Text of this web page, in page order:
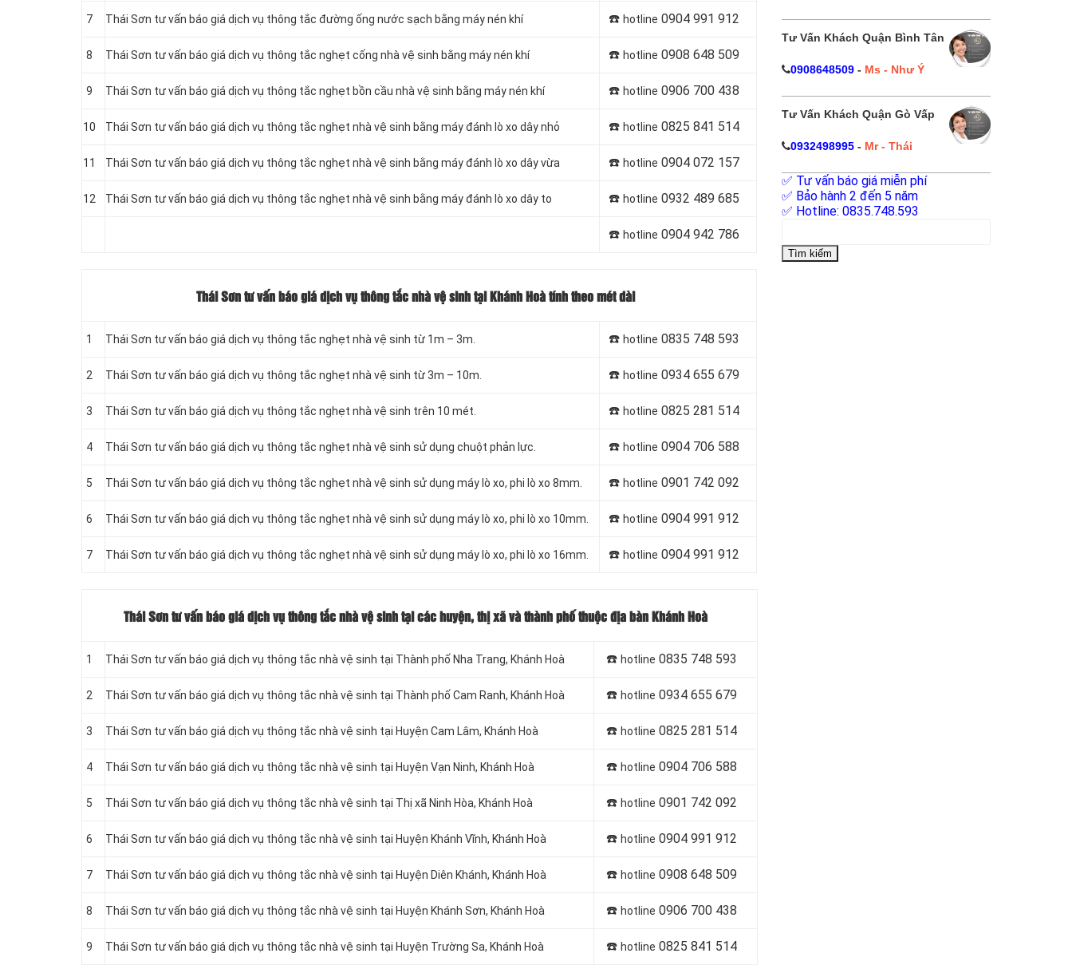
7 Thái Sơn tư vấn báo giá dịch vụ thông tắc đường ống nước sạch bằng máy nén khí ☎️ hotline 0904 991 912
8 Thái Sơn tư vấn báo giá dịch vụ thông tắc nghẹt cống nhà vệ sinh bằng máy nén khí ☎️ hotline 0908 648 509
9 Thái Sơn tư vấn báo giá dịch vụ thông tắc nghẹt bồn cầu nhà vệ sinh bằng máy nén khí ☎️ hotline 0906 700 438
10 Thái Sơn tư vấn báo giá dịch vụ thông tắc nghẹt nhà vệ sinh bằng máy đánh lò xo dây nhỏ ☎️ hotline 0825 841 514
11 Thái Sơn tư vấn báo giá dịch vụ thông tắc nghẹt nhà vệ sinh bằng máy đánh lò xo dây vừa ☎️ hotline 0904 072 157
12 Thái Sơn tư vấn báo giá dịch vụ thông tắc nghẹt nhà vệ sinh bằng máy đánh lò xo dây to ☎️ hotline 0932 489 685
☎️ hotline 0904 942 786
Thái Sơn tư vấn báo giá dịch vụ thông tắc nhà vệ sinh tại Khánh Hoà tính theo mét dài
1 Thái Sơn tư vấn báo giá dịch vụ thông tắc nghẹt nhà vệ sinh từ 1m – 3m. ☎️ hotline 0835 748 593
2 Thái Sơn tư vấn báo giá dịch vụ thông tắc nghẹt nhà vệ sinh từ 3m – 10m. ☎️ hotline 0934 655 679
3 Thái Sơn tư vấn báo giá dịch vụ thông tắc nghẹt nhà vệ sinh trên 10 mét. ☎️ hotline 0825 281 514
4 Thái Sơn tư vấn báo giá dịch vụ thông tắc nghẹt nhà vệ sinh sử dụng chuột phản lực. ☎️ hotline 0904 706 588
5 Thái Sơn tư vấn báo giá dịch vụ thông tắc nghẹt nhà vệ sinh sử dụng máy lò xo, phi lò xo 8mm. ☎️ hotline 0901 742 092
6 Thái Sơn tư vấn báo giá dịch vụ thông tắc nghẹt nhà vệ sinh sử dụng máy lò xo, phi lò xo 10mm. ☎️ hotline 0904 991 912
7 Thái Sơn tư vấn báo giá dịch vụ thông tắc nghẹt nhà vệ sinh sử dụng máy lò xo, phi lò xo 16mm. ☎️ hotline 0904 991 912
Thái Sơn tư vấn báo giá dịch vụ thông tắc nhà vệ sinh tại các huyện, thị xã và thành phố thuộc địa bàn Khánh Hoà
1 Thái Sơn tư vấn báo giá dịch vụ thông tắc nhà vệ sinh tại Thành phố Nha Trang, Khánh Hoà ☎️ hotline 0835 748 593
2 Thái Sơn tư vấn báo giá dịch vụ thông tắc nhà vệ sinh tại Thành phố Cam Ranh, Khánh Hoà ☎️ hotline 0934 655 679
3 Thái Sơn tư vấn báo giá dịch vụ thông tắc nhà vệ sinh tại Huyện Cam Lâm, Khánh Hoà ☎️ hotline 0825 281 514
4 Thái Sơn tư vấn báo giá dịch vụ thông tắc nhà vệ sinh tại Huyện Vạn Ninh, Khánh Hoà ☎️ hotline 0904 706 588
5 Thái Sơn tư vấn báo giá dịch vụ thông tắc nhà vệ sinh tại Thị xã Ninh Hòa, Khánh Hoà ☎️ hotline 0901 742 092
6 Thái Sơn tư vấn báo giá dịch vụ thông tắc nhà vệ sinh tại Huyện Khánh Vĩnh, Khánh Hoà ☎️ hotline 0904 991 912
7 Thái Sơn tư vấn báo giá dịch vụ thông tắc nhà vệ sinh tại Huyện Diên Khánh, Khánh Hoà ☎️ hotline 0908 648 509
8 Thái Sơn tư vấn báo giá dịch vụ thông tắc nhà vệ sinh tại Huyện Khánh Sơn, Khánh Hoà ☎️ hotline 0906 700 438
9 Thái Sơn tư vấn báo giá dịch vụ thông tắc nhà vệ sinh tại Huyện Trường Sa, Khánh Hoà ☎️ hotline 0825 841 514
Tư Vấn Khách Quận Bình Tân
0908648509- Ms - Như Ý
Tư Vấn Khách Quận Gò Vấp
0932498995- Mr - Thái
✅ Tư vấn báo giá miễn phí
✅ Bảo hành 2 đến 5 năm
✅ Hotline: 0835.748.593
cho: